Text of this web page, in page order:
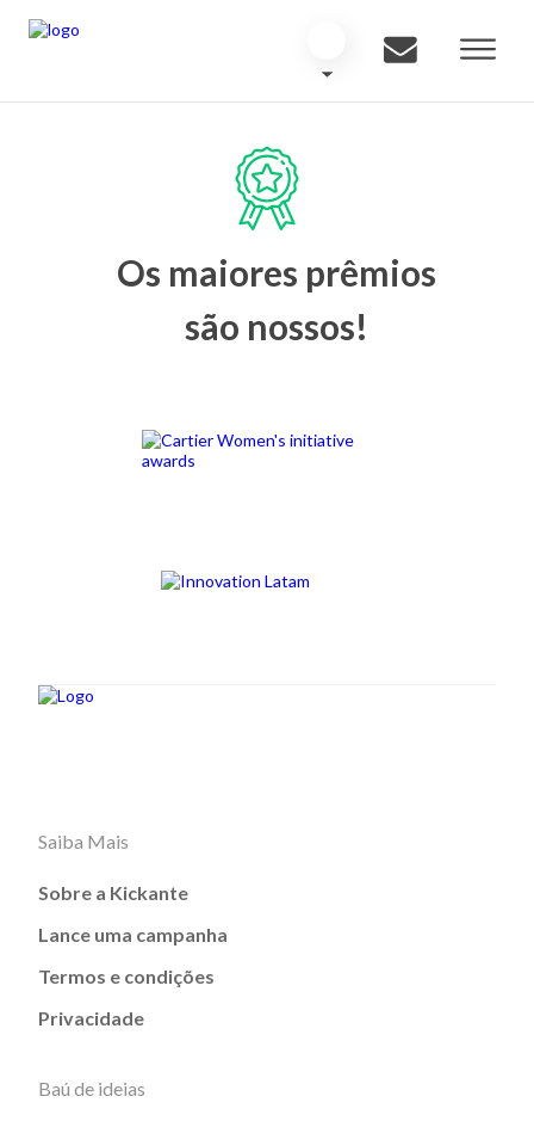
Os maiores prêmios
são nossos!
Saiba Mais
Sobre a Kickante
Lance uma campanha
Termos e condições
Privacidade
Baú de ideias